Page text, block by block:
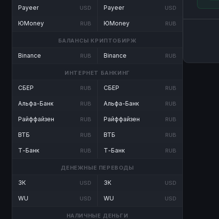
Payeer USD
ЮMoney RUB
Payeer USD
ЮMoney RUB
БАЛАНСЫ КРИПТОБИРЖ
Binance RUB Binance RUB
ИНТЕРНЕТ БАНКИНГ
СБЕР RUB
Альфа-Банк RUB
Райффайзен RUB
ВТБ RUB
Т-Банк RUB
СБЕР RUB
Альфа-Банк RUB
Райффайзен RUB
ВТБ RUB
Т-Банк RUB
ДЕНЕЖНЫЕ ПЕРЕВОДЫ
ЗК USD
WU USD
ЗК USD
WU USD
НАЛИЧНЫЕ ДЕНЬГИ